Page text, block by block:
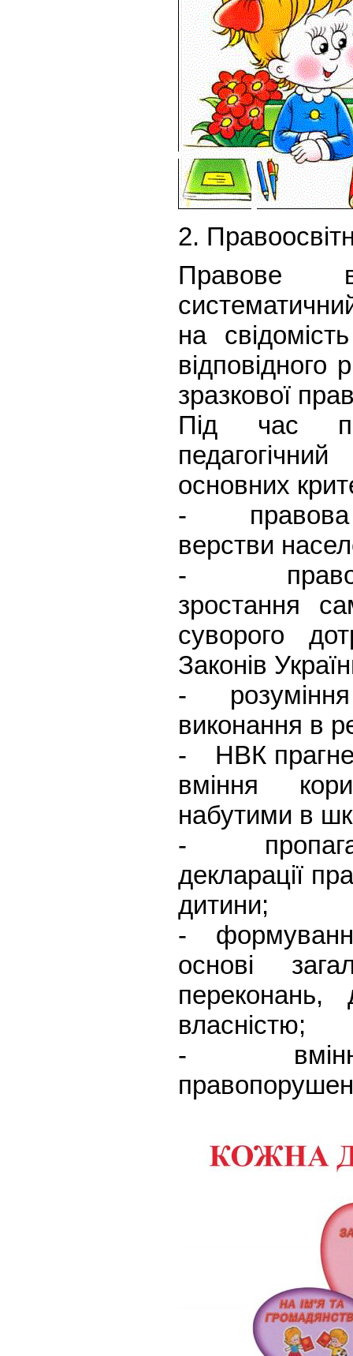
2.
Правове
на
відповідного
зразкової
Під час
основних
- правова
верстви
- правова
зростання
суворого
Законів
- розуміння
виконання в
- НВК прагне
вміння
набутими в
-
декларації
дитини;
- формування
основі
переконань,
власністю;
- вміння